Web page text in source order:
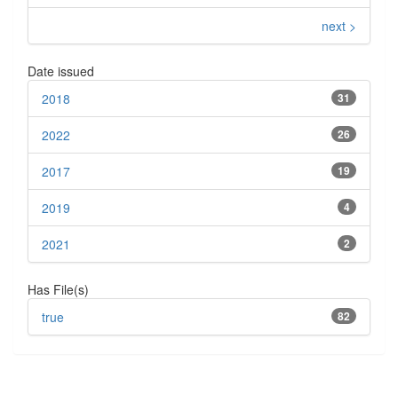
next >
Date issued
31
2018
26
2022
19
2017
4
2019
2
2021
Has File(s)
82
true